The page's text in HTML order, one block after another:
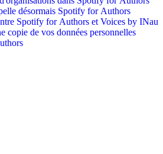
désormais Spotify for Authors
Spotify for Authors et Voices by
copie de vos données personnelles